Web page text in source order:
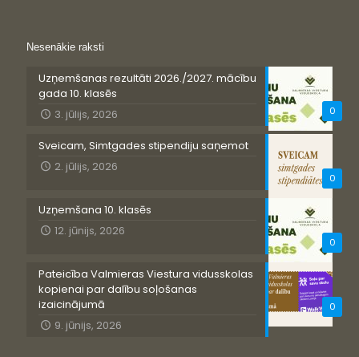
Nesenākie raksti
0
Uzņemšanas rezultāti 2026./2027. mācību
gada 10. klasēs
3. jūlijs, 2026
0
Sveicam, Simtgades stipendiju saņemot
2. jūlijs, 2026
0
Uzņemšana 10. klasēs
12. jūnijs, 2026
0
Pateicība Valmieras Viestura vidusskolas
kopienai par dalību soļošanas
izaicinājumā
9. jūnijs, 2026